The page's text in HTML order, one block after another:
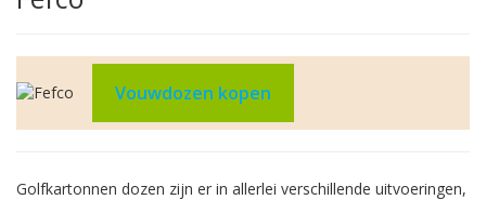
Vouwdozen kopen
Golfkartonnen dozen zijn er in allerlei verschillende uitvoeringen,